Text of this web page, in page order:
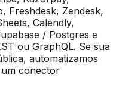
Freshdesk, Zendesk,
Calendly,
/ Postgres e
ou GraphQL. Se sua
automatizamos
conector